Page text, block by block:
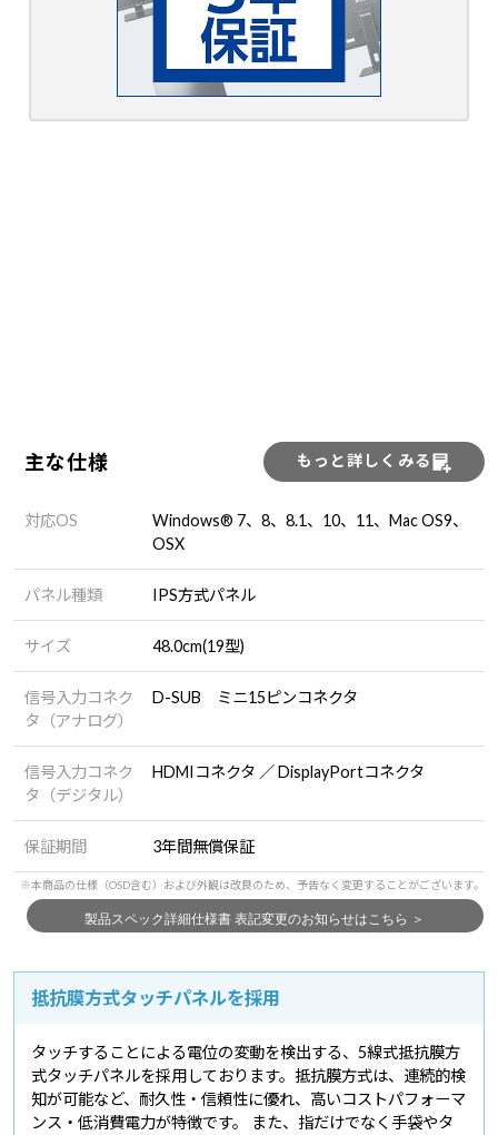
主な仕様 もっと詳しくみる
対応OS
Windows® 7、8、8.1、10、11、Mac OS9、
OSX
パネル種類 IPS方式パネル
サイズ 48.0cm(19型)
信号入力コネク
タ（アナログ）
D-SUB ミニ15ピンコネクタ
信号入力コネク
タ（デジタル）
HDMIコネクタ ／ DisplayPortコネクタ
保証期間 3年間無償保証
抵抗膜方式タッチパネルを採用
タッチすることによる電位の変動を検出する、5線式抵抗膜方
式タッチパネルを採用しております。抵抗膜方式は、連続的検
知が可能など、耐久性・信頼性に優れ、高いコストパフォーマ
ンス・低消費電力が特徴です。 また、指だけでなく手袋やタ